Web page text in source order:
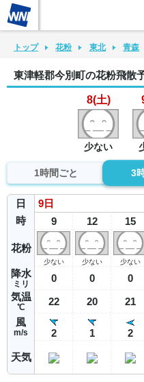
花粉カレンダー 花粉図鑑
トップ 花粉 東北 青森
東津軽郡今別町の花粉飛散
8(土)
少ない
1時間ごと 3
日
時
花粉
降水
ミリ
気温
℃
風
m/s
天気
9 日
9
少ない
0
22
2
12
少ない
0
20
1
15
少ない
0
21
2